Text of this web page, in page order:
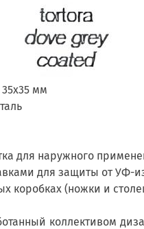
мм
для наружного
для защиты от УФ-
коробках (ножки и
коллективом